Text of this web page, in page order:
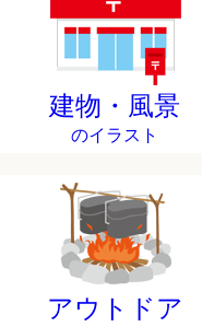
建物・風景
のイラスト
アウトドア